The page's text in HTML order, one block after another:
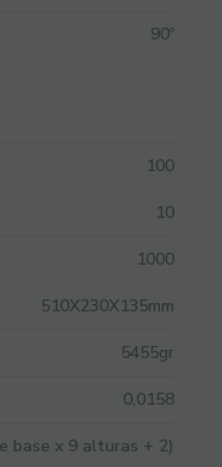
90º
100
10
1000
510X230X135mm
5455gr
0,0158
base x 9 alturas + 2)